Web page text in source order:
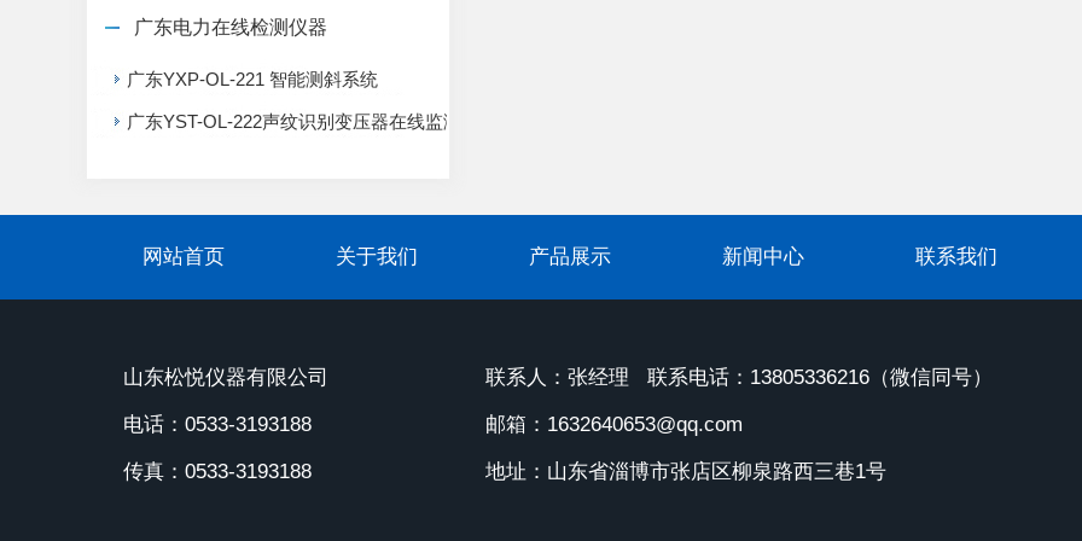
广东电力在线检测仪器
广东YXP-OL-221 智能测斜系统
广东YST-OL-222声纹识别变压器在线监测系统
网站首页 关于我们 产品展示 新闻中心 联系我们
山东松悦仪器有限公司
电话：0533-3193188
传真：0533-3193188
联系人：张经理 联系电话：13805336216（微信同号）
邮箱：1632640653@qq.com
地址：山东省淄博市张店区柳泉路西三巷1号